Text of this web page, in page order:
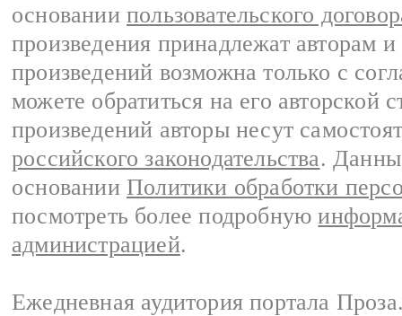
основании пользовательского
произведения принадлежат авторам
произведений возможна только с
можете обратиться на его авторской
произведений авторы несут
российского законодательства.
основании Политики обработки
посмотреть более подробную
администрацией.
Ежедневная аудитория портала